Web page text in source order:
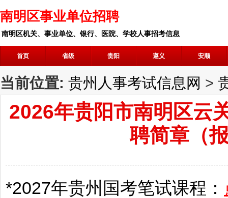
南明区事业单位招聘
南明区机关、事业单位、银行、医院、学校人事招考信息
首页 省级 贵阳 遵义 安顺
当前位置: 贵州人事考试信息网 >
2026年贵阳市南明区云
聘简章（
*2027年贵州 国考笔试课程：